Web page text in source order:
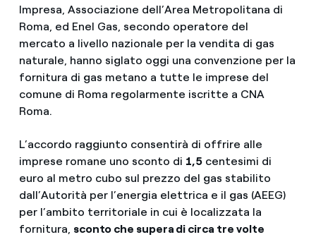
Impresa, Associazione dell’Area Metropolitana di
Roma, ed Enel Gas, secondo operatore del
mercato a livello nazionale per la vendita di gas
naturale, hanno siglato oggi una convenzione per la
fornitura di gas metano a tutte le imprese del
comune di Roma regolarmente iscritte a CNA
Roma.
L’accordo raggiunto consentirà di offrire alle
imprese romane uno sconto di 1,5centesimi di
euro al metro cubo sul prezzo del gas stabilito
dall’Autorità per l’energia elettrica e il gas (AEEG)
per l’ambito territoriale in cui è localizzata la
fornitura, sconto che supera di circa tre volte